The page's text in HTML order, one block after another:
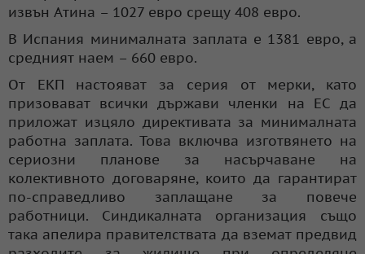
извън Атина – 1027 евро срещу 408 евро.
В Испания минималната заплата е 1381 евро, а
средният наем – 660 евро.
От ЕКП настояват за серия от мерки, като
призовават всички държави членки на ЕС да
приложат изцяло директивата за минималната
работна заплата. Това включва изготвянето на
сериозни планове за насърчаване на
колективното договаряне, които да гарантират
по-справедливо заплащане за повече
работници. Синдикалната организация също
така апелира правителствата да вземат предвид